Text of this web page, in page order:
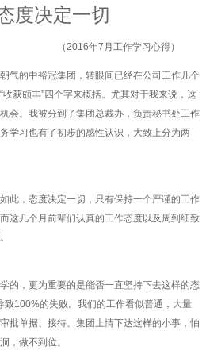
度决定一切
作学习心得）
气的中裕冠集团，转眼间已经在公司工作几个
获颇丰”四个字来概括。尤其对于我来说，这
会。我被分到了集团总裁办，负责秘书处工作
学习也有了初步的感性认识，大致上分为两
此，态度决定一切，只有保持一个严谨的工作
这几个月前辈们认真的工作态度以及周到细致
的，更为重要的是能否一直坚持下去这样的态
致100%的失败。我们的工作看似普通，大量
批单据、接待、集团上情下达这样的小事，怕
，做不到位。